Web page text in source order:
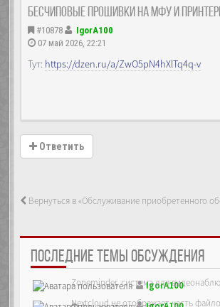
Бесчиповые прошивки на МФУ и
#10878
IgorA100
07 май 2026, 22:21
Тут: https://dzen.ru/a/ZwO5pN4hXlTq4q-v
Ответить
Вернуться в «Обслуживание приобретенного
ПОСЛЕДНИЕ ТЕМЫ ОБСУЖДЕНИЯ
Zoneminder, система для
IgorA100
Nextcloud не отображает часть